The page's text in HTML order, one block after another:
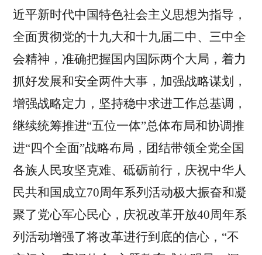
近平新时代中国特色社会主义思想为指导，
全面贯彻党的十九大和十九届二中、三中全
会精神，准确把握国内国际两个大局，着力
抓好发展和安全两件大事，加强战略谋划，
增强战略定力，坚持稳中求进工作总基调，
继续统筹推进“五位一体”总体布局和协调推
进“四个全面”战略布局，团结带领全党全国
各族人民攻坚克难、砥砺前行，庆祝中华人
民共和国成立70周年系列活动极大振奋和凝
聚了党心军心民心，庆祝改革开放40周年系
列活动增强了将改革进行到底的信心，“不